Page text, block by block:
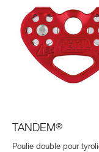
TANDEM®
Poulie double pour